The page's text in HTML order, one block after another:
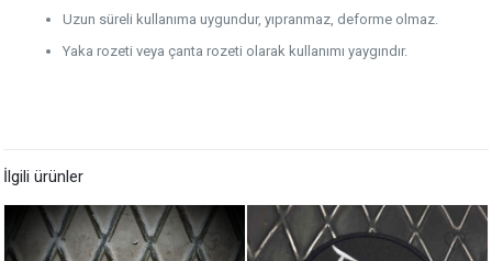
Uzun süreli kullanıma uygundur, yıpranmaz, deforme olmaz.
Yaka rozeti veya çanta rozeti olarak kullanımı yaygındır.
İlgili ürünler